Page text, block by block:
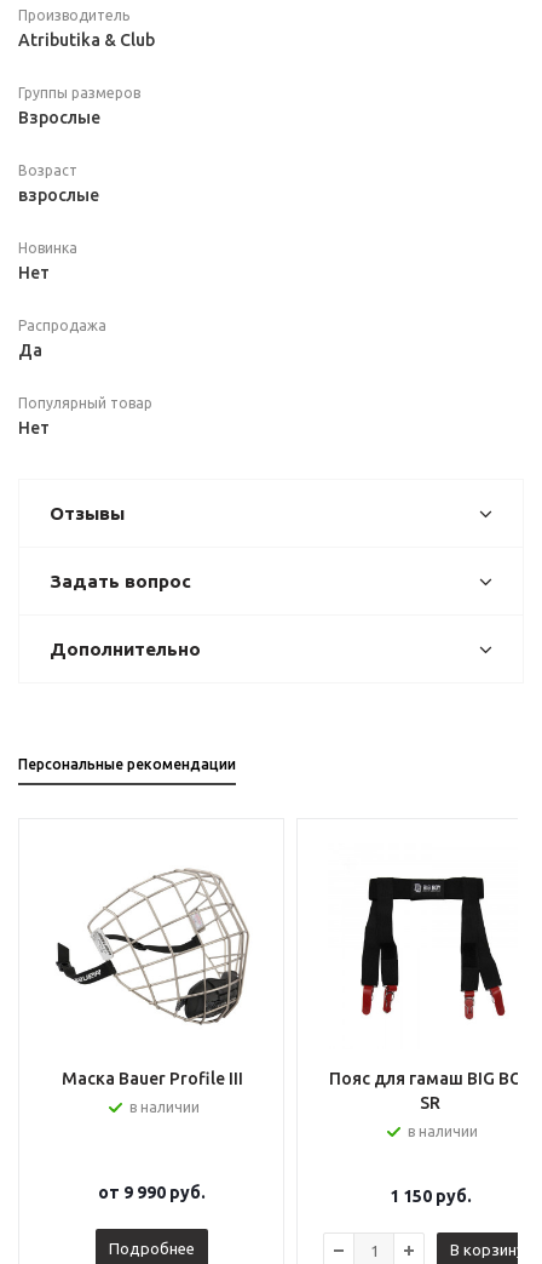
Производитель
Atributika & Club
Группы размеров
Взрослые
Возраст
взрослые
Новинка
Нет
Распродажа
Да
Популярный товар
Нет
Отзывы
Задать вопрос
Дополнительно
Персональные рекомендации
Маска Bauer Profile III
в наличии
от 9 990 руб.
Подробнее
Пояс для гамаш BIG BOY
SR
в наличии
1 150руб.
В корзину